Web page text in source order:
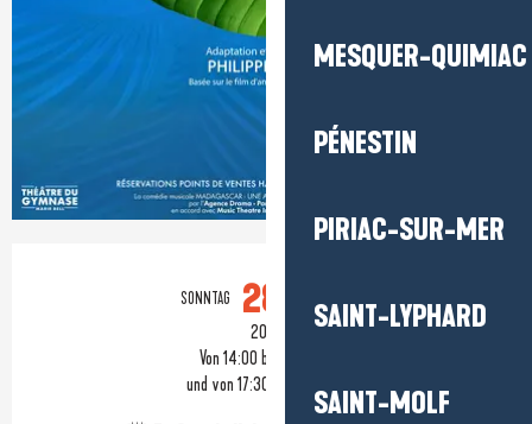
MESQUER-QUIMIAC
PÉNESTIN
PIRIAC-SUR-MER
SAINT-LYPHARD
SAINT-MOLF
Öffnungszeiten & Kontaktdaten
SONNTAG 28.
2027
Von 14:00 bis zu 15:30
und von 17:30 bis zu 19:00